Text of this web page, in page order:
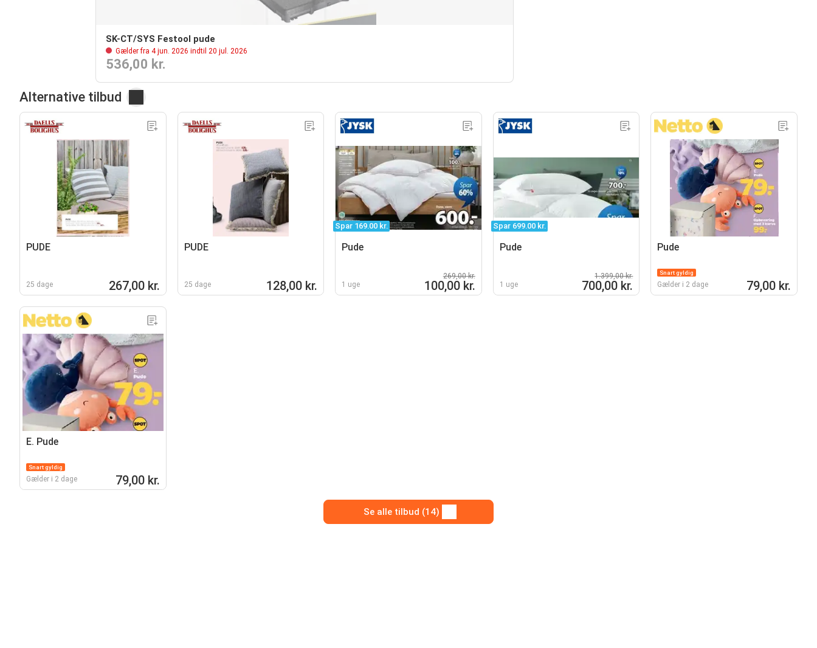
SK-CT/SYS Festool pude
Gælder fra 4 jun. 2026 indtil 20 jul. 2026
536,00 kr.
Alternative tilbud
PUDE
25 dage 267,00 kr.
PUDE
25 dage 128,00 kr.
Spar 169.00 kr.
Pude
1 uge
269,00 kr.
100,00 kr.
Spar 699.00 kr.
Pude
1 uge
1.399,00 kr.
700,00 kr.
Pude
Snart gyldig
Gælder i 2 dage 79,00 kr.
E. Pude
Snart gyldig
Gælder i 2 dage 79,00 kr.
Se alle tilbud (14)